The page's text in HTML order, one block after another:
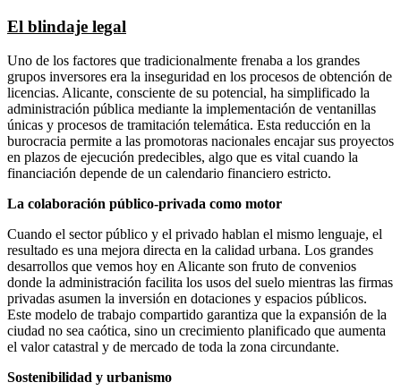
El blindaje legal
Uno de los factores que tradicionalmente frenaba a los grandes
grupos inversores era la inseguridad en los procesos de obtención de
licencias. Alicante, consciente de su potencial, ha simplificado la
administración pública mediante la implementación de ventanillas
únicas y procesos de tramitación telemática. Esta reducción en la
burocracia permite a las promotoras nacionales encajar sus proyectos
en plazos de ejecución predecibles, algo que es vital cuando la
financiación depende de un calendario financiero estricto.
La colaboración público-privada como motor
Cuando el sector público y el privado hablan el mismo lenguaje, el
resultado es una mejora directa en la calidad urbana. Los grandes
desarrollos que vemos hoy en Alicante son fruto de convenios
donde la administración facilita los usos del suelo mientras las firmas
privadas asumen la inversión en dotaciones y espacios públicos.
Este modelo de trabajo compartido garantiza que la expansión de la
ciudad no sea caótica, sino un crecimiento planificado que aumenta
el valor catastral y de mercado de toda la zona circundante.
Sostenibilidad y urbanismo